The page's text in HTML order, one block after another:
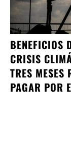
BENEFICIOS
CRISIS
TRES MESES
PAGAR POR